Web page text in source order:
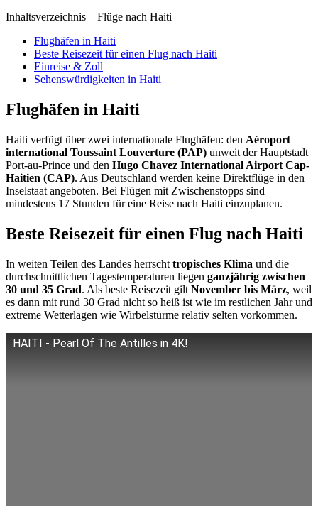
Inhaltsverzeichnis – Flüge nach Haiti
Flughäfen in Haiti
Beste Reisezeit für einen Flug nach Haiti
Einreise & Zoll
Sehenswürdigkeiten in Haiti
Flughäfen in Haiti
Haiti verfügt über zwei internationale Flughäfen: den Aéroport
international Toussaint Louverture (PAP) unweit der Hauptstadt
Port-au-Prince und den Hugo Chavez International Airport Cap-
Haitien (CAP). Aus Deutschland werden keine Direktflüge in den
Inselstaat angeboten. Bei Flügen mit Zwischenstopps sind
mindestens 17 Stunden für eine Reise nach Haiti einzuplanen.
Beste Reisezeit für einen Flug nach Haiti
In weiten Teilen des Landes herrscht tropisches Klima und die
durchschnittlichen Tagestemperaturen liegen ganzjährig zwischen
30 und 35 Grad. Als beste Reisezeit gilt November bis März, weil
es dann mit rund 30 Grad nicht so heiß ist wie im restlichen Jahr und
extreme Wetterlagen wie Wirbelstürme relativ selten vorkommen.
HAITI - Pearl Of The Antilles in 4K!